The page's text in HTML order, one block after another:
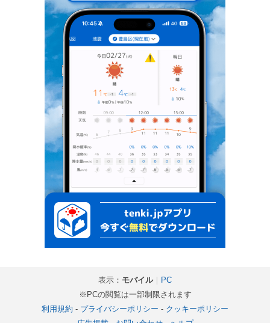
表示： モバイル｜
PC
※PCの閲覧は一部制限されます
利用規約 - プライバシーポリシー - クッキーポリシー